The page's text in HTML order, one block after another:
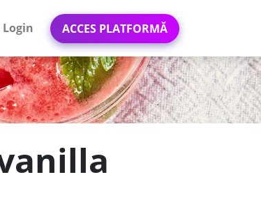
Login ACCES PLATFORMĂ